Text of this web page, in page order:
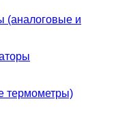
(аналоговые и
термометры)